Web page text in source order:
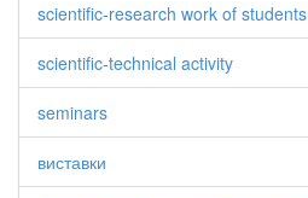
scientific-research work of students
scientific-technical activity
seminars
виставки